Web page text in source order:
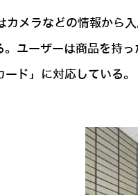
メラなどの情報から
ユーザーは商品を持
ド」に対応している。